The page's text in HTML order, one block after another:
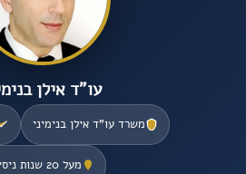
משרד עו”ד אילן בנימיני
מעל 20 שנות ניסיון
עו”ד אילן